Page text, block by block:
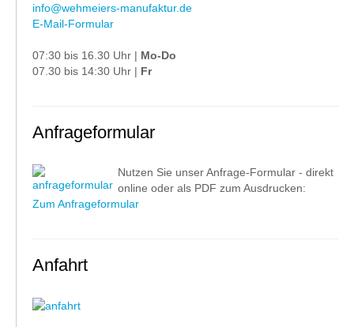
info@wehmeiers-manufaktur.de
E-Mail-Formular
07:30 bis 16.30 Uhr | Mo-Do
07.30 bis 14:30 Uhr | Fr
Anfrageformular
Nutzen Sie unser Anfrage-Formular - direkt
online oder als PDF zum Ausdrucken:
Zum Anfrageformular
Anfahrt